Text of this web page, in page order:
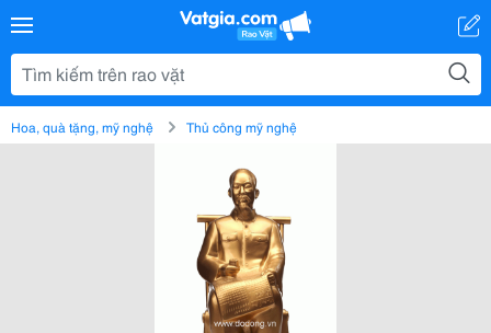
Hoa, quà tặng, mỹ nghệ Thủ công mỹ nghệ